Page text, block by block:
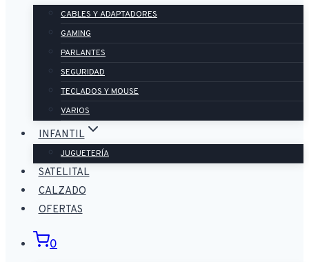
CABLES Y ADAPTADORES
GAMING
PARLANTES
SEGURIDAD
TECLADOS Y MOUSE
VARIOS
INFANTIL
JUGUETERÍA
SATELITAL
CALZADO
OFERTAS
0